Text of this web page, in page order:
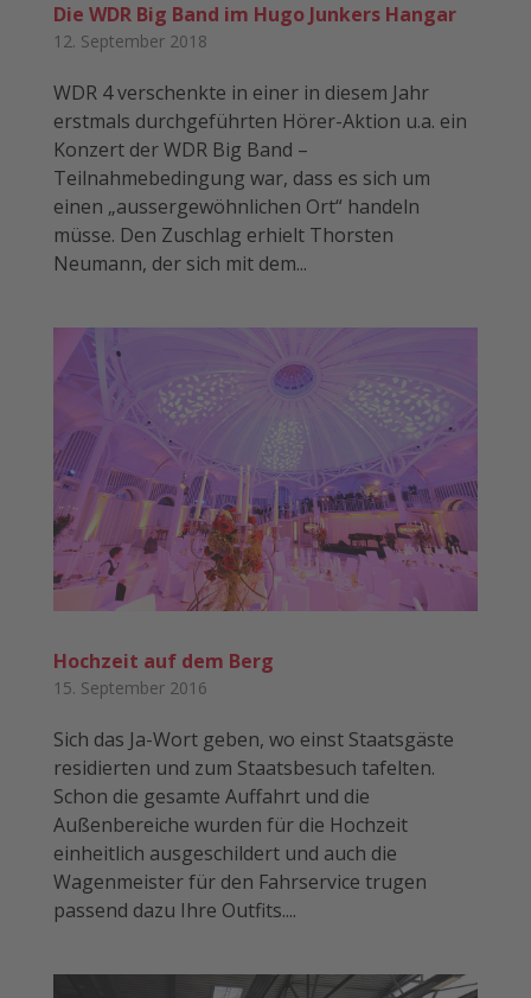
Die WDR Big Band im Hugo Junkers Hangar
12. September 2018
WDR 4 verschenkte in einer in diesem Jahr
erstmals durchgeführten Hörer-Aktion u.a. ein
Konzert der WDR Big Band –
Teilnahmebedingung war, dass es sich um
einen „aussergewöhnlichen Ort“ handeln
müsse. Den Zuschlag erhielt Thorsten
Neumann, der sich mit dem...
Hochzeit auf dem Berg
15. September 2016
Sich das Ja-Wort geben, wo einst Staatsgäste
residierten und zum Staatsbesuch tafelten.
Schon die gesamte Auffahrt und die
Außenbereiche wurden für die Hochzeit
einheitlich ausgeschildert und auch die
Wagenmeister für den Fahrservice trugen
passend dazu Ihre Outfits....